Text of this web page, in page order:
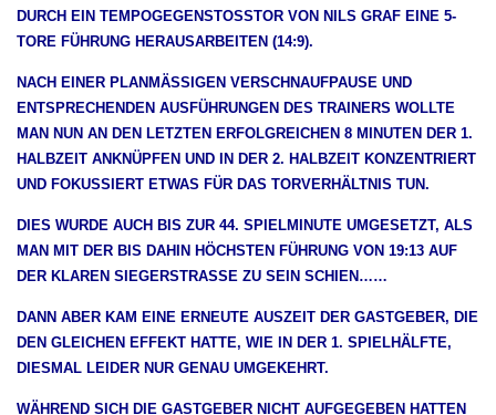
DURCH EIN TEMPOGEGENSTOSSTOR VON NILS GRAF EINE 5-
TORE FÜHRUNG HERAUSARBEITEN (14:9).
NACH EINER PLANMÄSSIGEN VERSCHNAUFPAUSE UND
ENTSPRECHENDEN AUSFÜHRUNGEN DES TRAINERS WOLLTE
MAN NUN AN DEN LETZTEN ERFOLGREICHEN 8 MINUTEN DER 1.
HALBZEIT ANKNÜPFEN UND IN DER 2. HALBZEIT KONZENTRIERT
UND FOKUSSIERT ETWAS FÜR DAS TORVERHÄLTNIS TUN.
DIES WURDE AUCH BIS ZUR 44. SPIELMINUTE UMGESETZT, ALS
MAN MIT DER BIS DAHIN HÖCHSTEN FÜHRUNG VON 19:13 AUF
DER KLAREN SIEGERSTRASSE ZU SEIN SCHIEN……
DANN ABER KAM EINE ERNEUTE AUSZEIT DER GASTGEBER, DIE
DEN GLEICHEN EFFEKT HATTE, WIE IN DER 1. SPIELHÄLFTE,
DIESMAL LEIDER NUR GENAU UMGEKEHRT.
WÄHREND SICH DIE GASTGEBER NICHT AUFGEGEBEN HATTEN